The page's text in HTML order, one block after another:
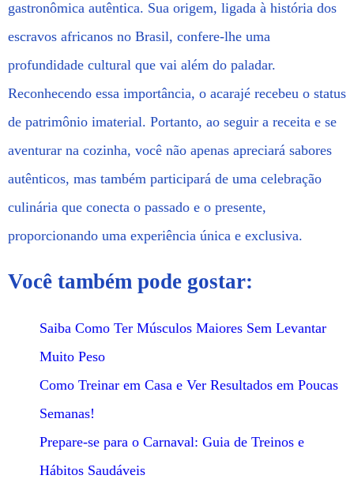
gastronômica autêntica. Sua origem, ligada à história dos
escravos africanos no Brasil, confere-lhe uma
profundidade cultural que vai além do paladar.
Reconhecendo essa importância, o acarajé recebeu o status
de patrimônio imaterial. Portanto, ao seguir a receita e se
aventurar na cozinha, você não apenas apreciará sabores
autênticos, mas também participará de uma celebração
culinária que conecta o passado e o presente,
proporcionando uma experiência única e exclusiva.
Você também pode gostar:
Saiba Como Ter Músculos Maiores Sem Levantar
Muito Peso
Como Treinar em Casa e Ver Resultados em Poucas
Semanas!
Prepare-se para o Carnaval: Guia de Treinos e
Hábitos Saudáveis